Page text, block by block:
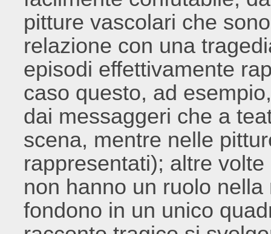
pitture vascolari che
relazione con una
episodi effettivamente
caso questo, ad
dai messaggeri che a
scena, mentre nelle
rappresentati); altre
non hanno un ruolo
fondono in un unico